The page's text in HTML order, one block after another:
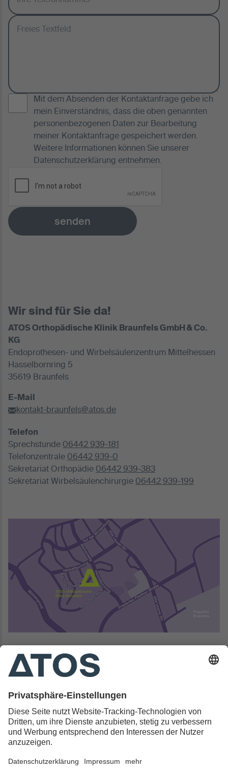
Mit dem Absenden der Kontaktanfrage gebe ich
mein Einverständnis, dass die oben genannten
personenbezogenen Daten zur Bearbeitung
meiner Kontaktanfrage gespeichert werden.
Weitere Informationen können Sie unserer
Datenschutzerklärung entnehmen.
senden
Wir sind für Sie da!
ATOS Orthopädische Klinik Braunfels GmbH & Co.
KG
Endoprothesen- und Wirbelsäulenzentrum Mittelhessen
Hasselbornring 5
35619 Braunfels
E-Mail
kontakt-braunfels@atos.de
Telefon
Sprechstunde 06442 939-181
Telefonzentrale 06442 939-0
Sekretariat Orthopädie 06442 939-383
Sekretariat Wirbelsäulenchirurgie 06442 939-199
Kontakt & Rechtliches